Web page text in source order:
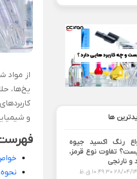
ها
رنگ اکسید جیوه
تفاوت نوع قرمز،
و نارنجی
10:49:30 ق.ظ
از مواد
یخ‌ها،
و